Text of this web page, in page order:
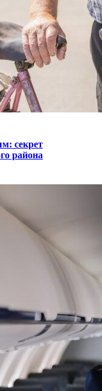
секрет
района